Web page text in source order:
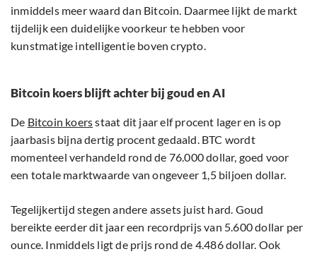
inmiddels meer waard dan Bitcoin. Daarmee lijkt de markt
tijdelijk een duidelijke voorkeur te hebben voor
kunstmatige intelligentie boven crypto.
Bitcoin koers blijft achter bij goud en AI
De Bitcoin koersstaat dit jaar elf procent lager en is op
jaarbasis bijna dertig procent gedaald. BTC wordt
momenteel verhandeld rond de 76.000 dollar, goed voor
een totale marktwaarde van ongeveer 1,5 biljoen dollar.
Tegelijkertijd stegen andere assets juist hard. Goud
bereikte eerder dit jaar een recordprijs van 5.600 dollar per
ounce. Inmiddels ligt de prijs rond de 4.486 dollar. Ook